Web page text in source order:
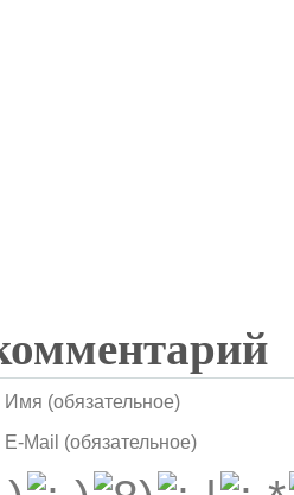
Имя (обязательное)
E-Mail (обязательное)